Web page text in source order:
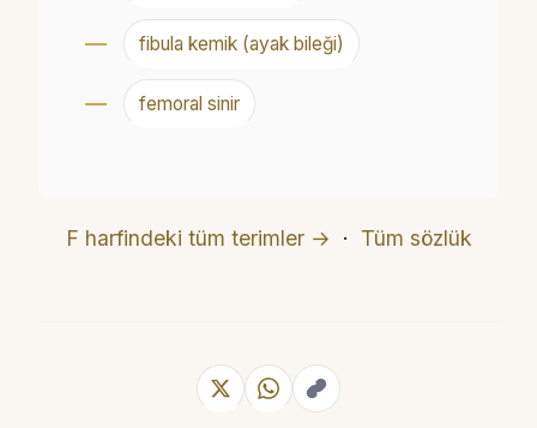
fibula kemik (ayak bileği)
femoral sinir
F harfindeki tüm terimler → · Tüm sözlük